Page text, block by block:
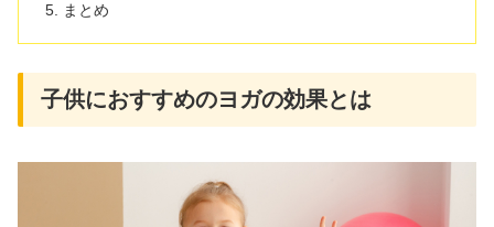
まとめ
子供におすすめのヨガの効果とは